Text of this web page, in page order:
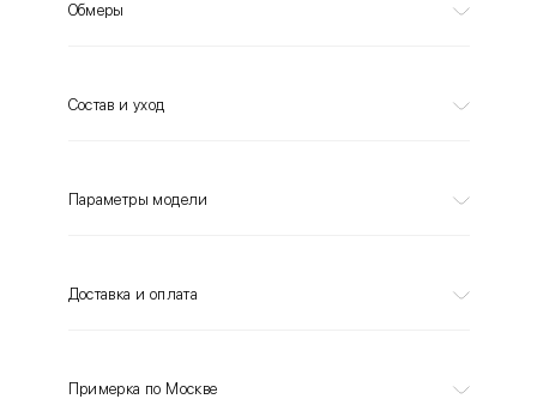
Обмеры
Состав и уход
Параметры модели
Доставка и оплата
Примерка по Москве